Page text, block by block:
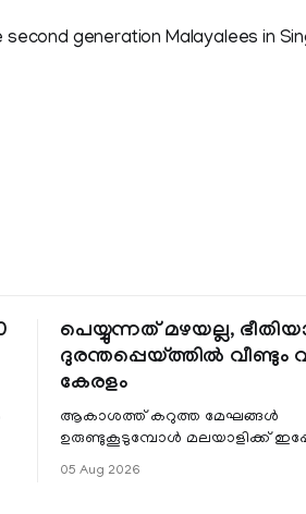
generation Malayalees in
പെയ്യുന്നത് മഴയല്ല,
ദുരന്തപ്പെയ്ത്തിൽ വീണ്ടും
കേരളം
ആകാശത്ത് കറുത്ത മേഘങ്ങൾ
ഉരുണ്ടുകൂടുമ്പോൾ മലയാളിക്ക്
വിറയലാണ്. മഴ ഒരുകാലത്ത്
05 Aug 2026